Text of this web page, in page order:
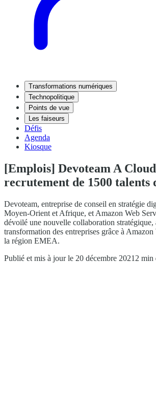
Transformations numériques
Technopolitique
Points de vue
Les faiseurs
Défis
Agenda
Kiosque
[Emplois] Devoteam A
recrutement de 1500 talents
Devoteam, entreprise de conseil en stratégie
Moyen-Orient et Afrique, et Amazon Web
dévoilé une nouvelle collaboration stratégique,
transformation des entreprises grâce à
la région EMEA.
Publié et mis à jour le 20 décembre 2021 2 min